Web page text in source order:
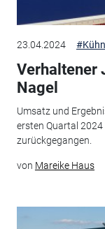
23.04.2024
Verhaltener
Nagel
Umsatz und
ersten Quartal
zurückgegangen.
von Mareike Haus